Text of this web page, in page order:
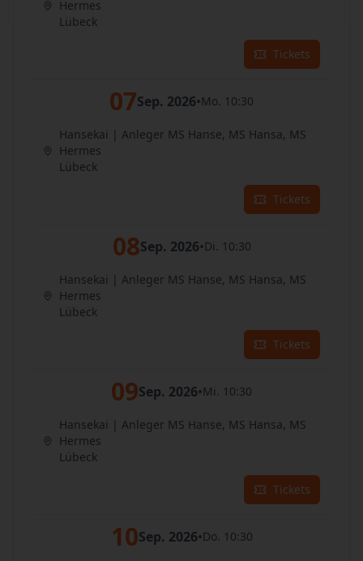
Hermes
Lübeck
Tickets
07Sep. 2026•Mo. 10:30
Hansekai | Anleger MS Hanse, MS Hansa, MS
Hermes
Lübeck
Tickets
08Sep. 2026•Di. 10:30
Hansekai | Anleger MS Hanse, MS Hansa, MS
Hermes
Lübeck
Tickets
09Sep. 2026•Mi. 10:30
Hansekai | Anleger MS Hanse, MS Hansa, MS
Hermes
Lübeck
Tickets
10Sep. 2026•Do. 10:30